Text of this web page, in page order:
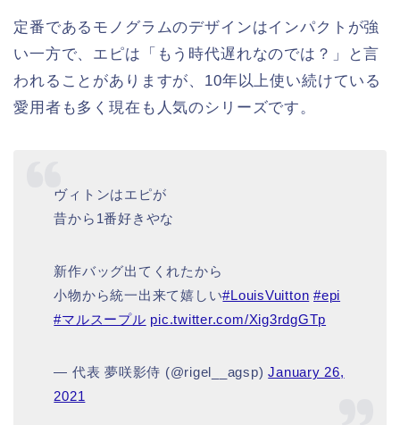
定番であるモノグラムのデザインはインパクトが強
い一方で、エピは「もう時代遅れなのでは？」と言
われることがありますが、10年以上使い続けている
愛用者も多く現在も人気のシリーズです。
ヴィトンはエピが
昔から1番好きやな
新作バッグ出てくれたから
小物から統一出来て嬉しい#LouisVuitton #epi
#マルスープル pic.twitter.com/Xig3rdgGTp
— 代表 夢咲影侍 (@rigel__agsp)January 26,
2021